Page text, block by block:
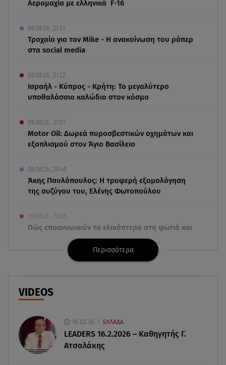
Αερομαχία με ελληνικά F-16
06.08.26 , 21:31
Τροχαίο για τον Mike - Η ανακοίνωση του ράπερ
στα social media
06.08.26 , 21:22
Ισραήλ - Κύπρος - Κρήτη: Το μεγαλύτερο
υποθαλάσσιο καλώδιο στον κόσμο
06.08.26 , 21:07
Motor Oil: Δωρεά πυροσβεστικών οχημάτων και
εξοπλισμού στον Άγιο Βασίλειο
06.08.26 , 20:49
Άκης Παυλόπουλος: Η τρυφερή εξομολόγηση
της συζύγου του, Ελένης Φωτοπούλου
06.08.26 , 20:25
Πώς επικοινωνούν τα ελικόπτερα στη φωτιά και
ο ρόλος του «συνδέσμου»
Αθηνά Οικονομάκου από την Μπόρα Μπόρα:
Σαμοθράκη: Συγκλονιστική διάσωση 15χρονης
από δύσβατο φαράγγι
Περισσότερα
VIDEOS
16.02.26 ΕΛΛΑΔΑ
LEADERS 16.2.2026 – Καθηγητής Γ.
Ατσαλάκης